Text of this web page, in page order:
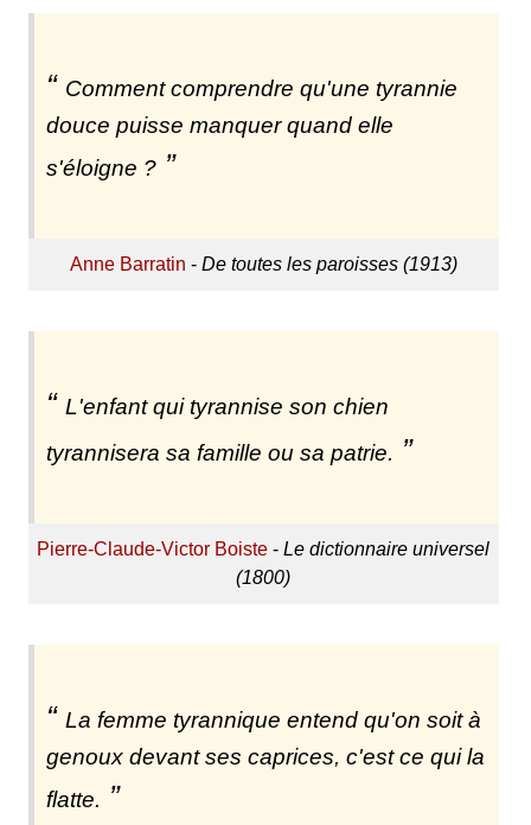
Comment comprendre qu'une tyrannie
douce puisse manquer quand elle
s'éloigne ?
Anne Barratin - De toutes les paroisses (1913)
L'enfant qui tyrannise son chien
tyrannisera sa famille ou sa patrie.
Pierre-Claude-Victor Boiste -Le dictionnaire universel
(1800)
La femme tyrannique entend qu'on soit à
genoux devant ses caprices, c'est ce qui la
flatte.